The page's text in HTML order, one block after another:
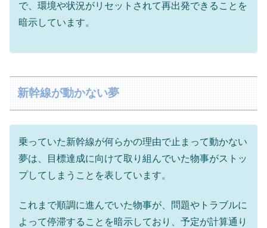
で、環境や状況がリセットされて再出発できることを
暗示しています。
新幹線が動かない夢
乗っていた新幹線が何らかの理由で止まって動かない
夢は、目標達成に向けて取り組んでいた物事がストッ
プしてしまうことを表しています。
これまで順調に進んでいた物事が、問題やトラブルに
よって停滞することを暗示しており、予定が計算通り